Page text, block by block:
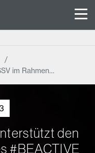
im Rahmen…
den
#BEACTIVE